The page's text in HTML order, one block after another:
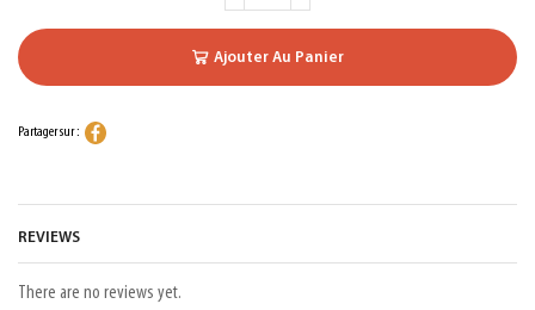
Ajouter Au Panier
Partager sur :
REVIEWS
There are no reviews yet.